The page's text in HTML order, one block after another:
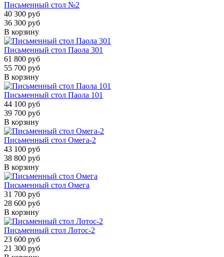
Письменный стол №2
40 300 руб
36 300 руб
В корзину
Письменный стол Паола 301
61 800 руб
55 700 руб
В корзину
Письменный стол Паола 101
44 100 руб
39 700 руб
В корзину
Письменный стол Омега-2
43 100 руб
38 800 руб
В корзину
Письменный стол Омега
31 700 руб
28 600 руб
В корзину
Письменный стол Лотос-2
23 600 руб
21 300 руб